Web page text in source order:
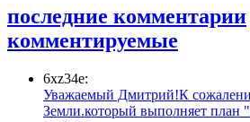
последние комментарии
комментируемые
6xz34e:
Уважаемый Дмитрий!К
Земли.который выполняет